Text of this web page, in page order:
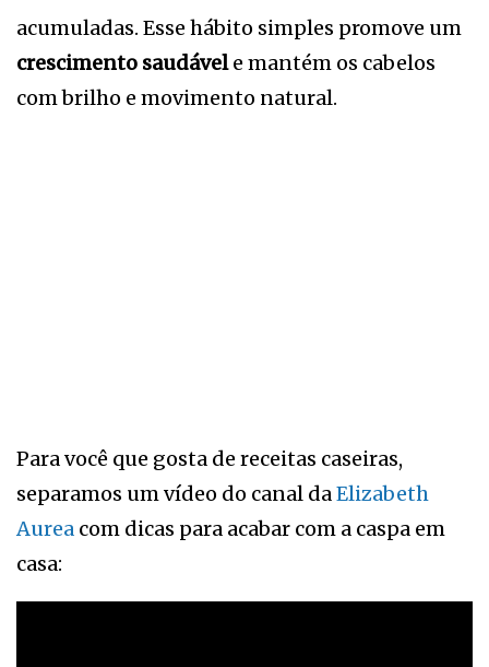
acumuladas. Esse hábito simples promove um
crescimento saudávele mantém os cabelos
com brilho e movimento natural.
Para você que gosta de receitas caseiras,
separamos um vídeo do canal daElizabeth
Aurea com dicas para acabar com a caspa em
casa: